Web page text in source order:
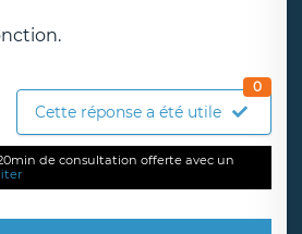
Cette réponse a été utile
0
de consultation offerte avec un